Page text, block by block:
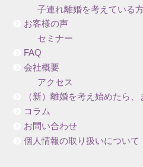
子連れ離婚を考えている
お客様の声
セミナー
FAQ
会社概要
アクセス
（新）離婚を考え始めたら
コラム
お問い合わせ
個人情報の取り扱いについて